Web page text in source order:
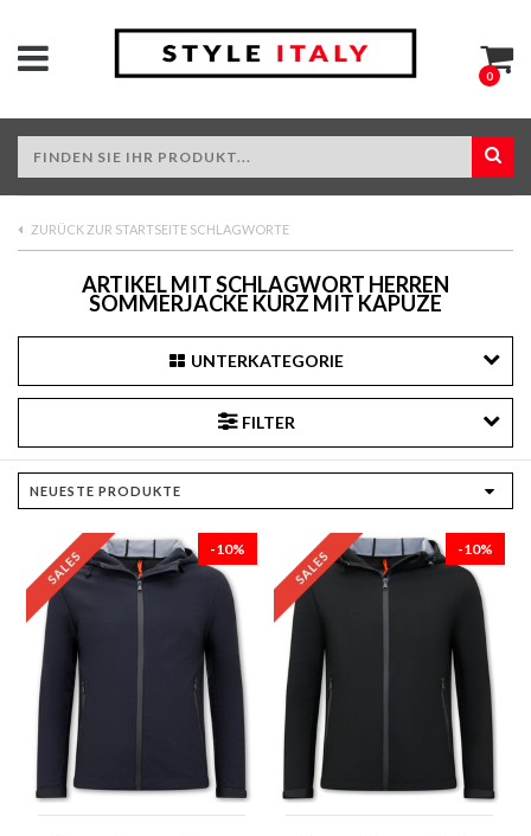
0
ZURÜCK ZUR STARTSEITE SCHLAGWORTE
ARTIKEL MIT SCHLAGWORT HERREN
SOMMERJACKE KURZ MIT KAPUZE
UNTERKATEGORIE
FILTER
-10% -10%